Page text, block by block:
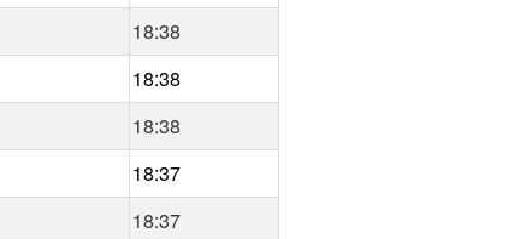
18:38
18:38
18:38
18:37
18:37